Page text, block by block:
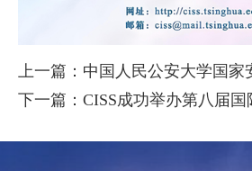
上一篇：中国人民公安大学国家
下一篇：CISS成功举办第八届